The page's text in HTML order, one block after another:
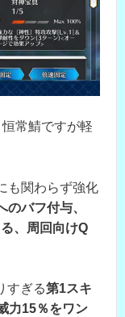
常鯖ですが軽
も関わらず強化
のバフ付与、
、周回向けQ
すぎる第1スキ
力15％をワン